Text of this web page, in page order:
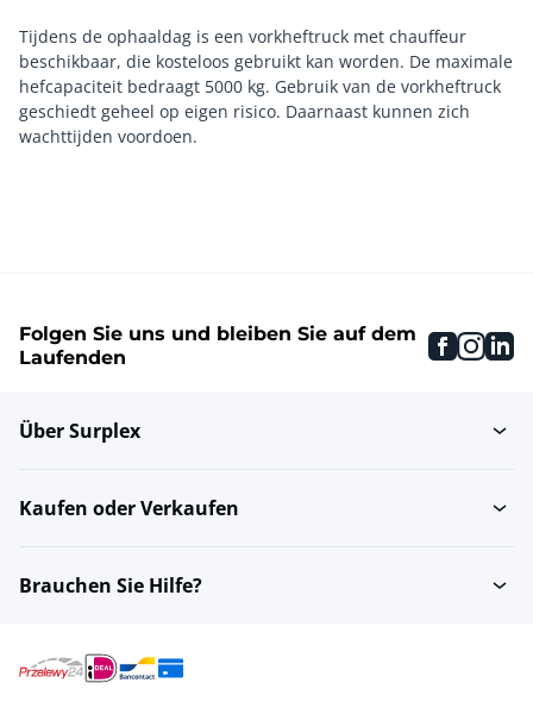
Tijdens de ophaaldag is een vorkheftruck met chauffeur
beschikbaar, die kosteloos gebruikt kan worden. De maximale
hefcapaciteit bedraagt 5000 kg. Gebruik van de vorkheftruck
geschiedt geheel op eigen risico. Daarnaast kunnen zich
Folgen Sie uns und bleiben Sie auf dem
Laufenden
Über Surplex
Kaufen oder Verkaufen
Brauchen Sie Hilfe?